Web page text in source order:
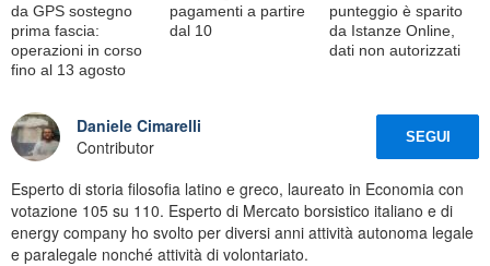
da GPS sostegno
prima fascia:
operazioni in corso
fino al 13 agosto
pagamenti a partire
dal 10
punteggio è sparito
da Istanze Online,
dati non autorizzati
Daniele Cimarelli
Contributor
SEGUI
Esperto di storia filosofia latino e greco, laureato in Economia con
votazione 105 su 110. Esperto di Mercato borsistico italiano e di
energy company ho svolto per diversi anni attività autonoma legale
e paralegale nonché attività di volontariato.